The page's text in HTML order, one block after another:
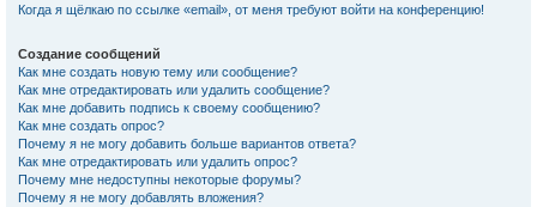
Когда я щёлкаю по ссылке «email», от меня требуют войти на конференцию!
Создание сообщений
Как мне создать новую тему или сообщение?
Как мне отредактировать или удалить сообщение?
Как мне добавить подпись к своему сообщению?
Как мне создать опрос?
Почему я не могу добавить больше вариантов ответа?
Как мне отредактировать или удалить опрос?
Почему мне недоступны некоторые форумы?
Почему я не могу добавлять вложения?